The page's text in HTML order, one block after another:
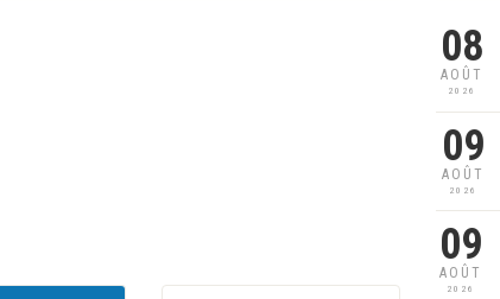
08
AOÛT
2026
09
AOÛT
2026
09
AOÛT
2026